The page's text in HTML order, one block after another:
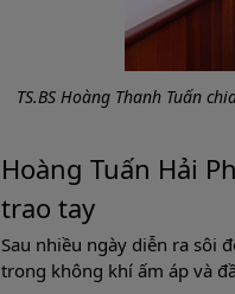
TS.BS Hoàng Thanh Tuấn
Hoàng Tuấn Hải
trao tay
Sau nhiều ngày diễn ra sôi
trong không khí ấm áp và